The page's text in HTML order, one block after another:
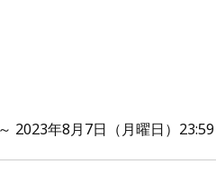
2023年8月7日（月曜日）23:59